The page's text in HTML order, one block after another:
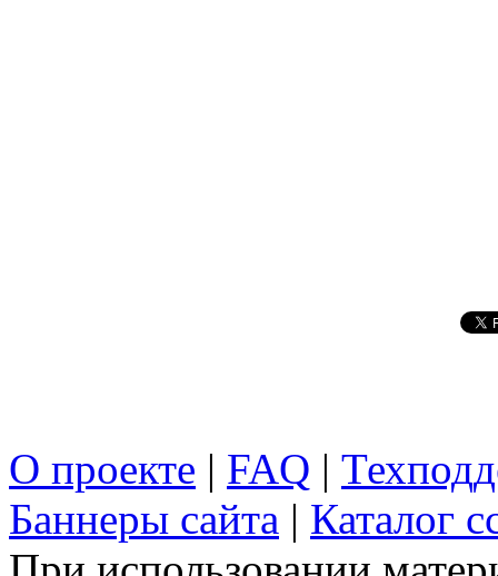
О проекте | FAQ |
Баннеры сайта | Каталог